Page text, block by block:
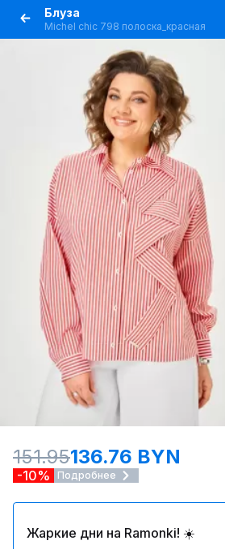
Блуза
Michel chic 798 полоска_красная
151.95136.76 BYN
-10% Подробнее
Жаркие дни на Ramonki! ☀️